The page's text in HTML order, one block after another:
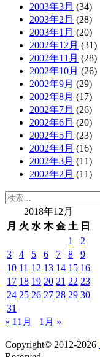
2003年3月 (34)
2003年2月 (28)
2003年1月 (20)
2002年12月 (31)
2002年11月 (28)
2002年10月 (26)
2002年9月 (29)
2002年8月 (17)
2002年7月 (26)
2002年6月 (20)
2002年5月 (23)
2002年4月 (16)
2002年3月 (11)
2002年2月 (11)
検
2018年12月
月 火 水 木 金 土 日
1
2
3
4 5 6 7 8
9
10 11 12 13 14 15 16
17 18 19 20 21 22 23
24 25 26 27 28 29 30
31
« 11月
1月 »
Copyright© 2012-2026